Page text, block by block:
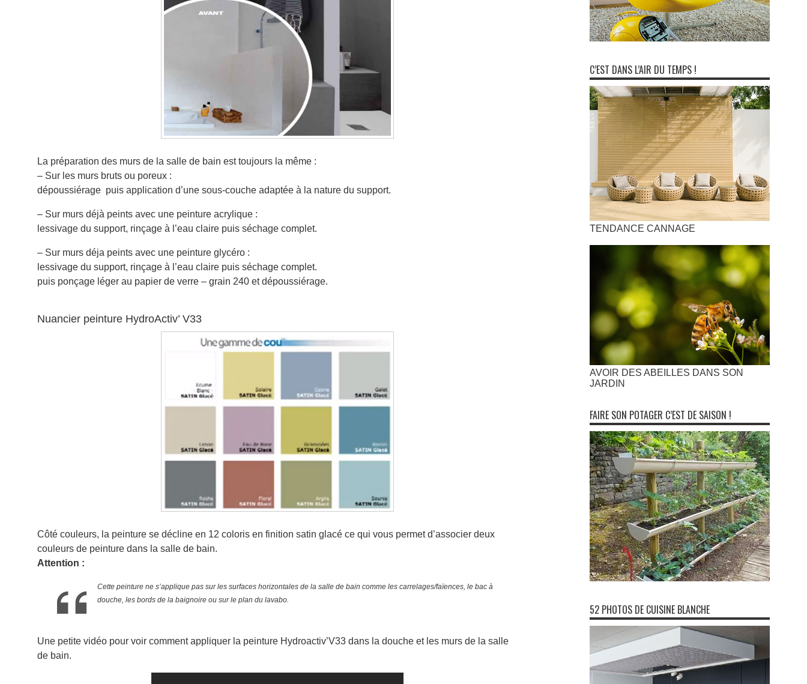
La préparation des murs de la salle de bain est toujours la même :
– Sur les murs bruts ou poreux :
dépoussiérage puis application d’une sous-couche adaptée à la nature du support.
– Sur murs déjà peints avec une peinture acrylique :
lessivage du support, rinçage à l’eau claire puis séchage complet.
– Sur murs déja peints avec une peinture glycéro :
lessivage du support, rinçage à l’eau claire puis séchage complet.
puis ponçage léger au papier de verre – grain 240 et dépoussiérage.
Nuancier peinture HydroActiv’ V33
Côté couleurs, la peinture se décline en 12 coloris en finition satin glacé ce qui vous permet d’associer deux
couleurs de peinture dans la salle de bain.
Attention :
Cette peinture ne s’applique pas sur les surfaces horizontales de la salle de bain comme les carrelages/faïences, le bac à
douche, les bords de la baignoire ou sur le plan du lavabo.
Une petite vidéo pour voir comment appliquer la peinture Hydroactiv’V33 dans la douche et les murs de la salle
de bain.
C’EST DANS L’AIR DU TEMPS !
TENDANCE CANNAGE
AVOIR DES ABEILLES DANS SON
JARDIN
FAIRE SON POTAGER C’EST DE SAISON !
52 PHOTOS DE CUISINE BLANCHE